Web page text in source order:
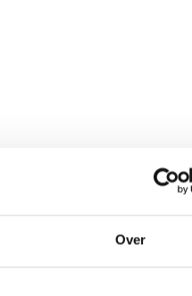
Over
heeft drie gespen aan de
voorzien van een